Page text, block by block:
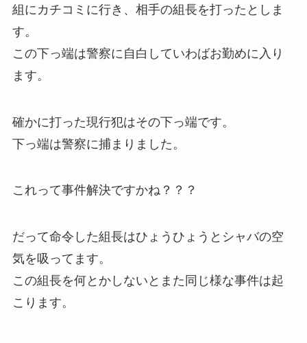
組にカチコミに行き、相手の組長を打ったとしま
す。
この下っ端は警察に自白していわばお勤めに入り
ます。
確かに打った現行犯はその下っ端です。
下っ端は警察に捕まりました。
これって事件解決ですかね？？？
だって命令した組長はひょうひょうとシャバの空
気を吸ってます。
この組長を何とかしないとまた同じ様な事件は起
こります。